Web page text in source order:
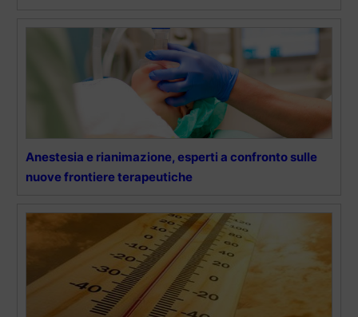
Anestesia e rianimazione, esperti a confronto sulle
nuove frontiere terapeutiche